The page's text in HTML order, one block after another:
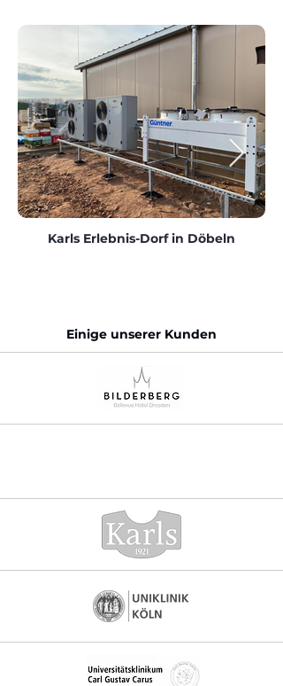
Karls Erlebnis-Dorf in Döbeln
Einige unserer Kunden